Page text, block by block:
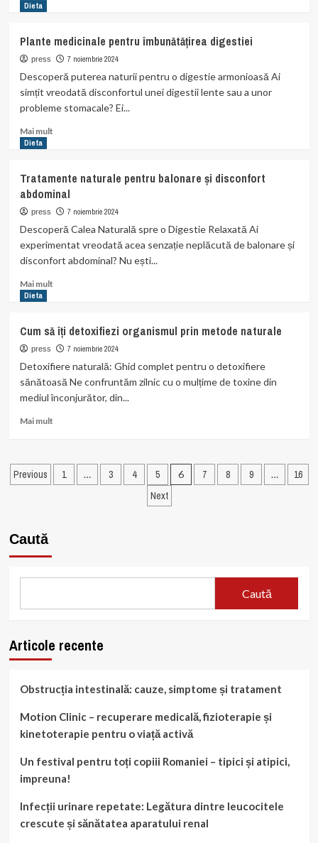
ceaiurilor
naturale
pentru
ușoară
Dieta
Plante medicinale pentru îmbunătățirea digestiei
press 7 noiembrie 2024
Descoperă puterea naturii pentru o digestie armonioasă Ai
simțit vreodată disconfortul unei digestii lente sau a unor
probleme stomacale? Ei...
Mai multRead
medicinale
pentru
îmbunătățirea
digestiei
Dieta
Tratamente naturale pentru balonare și disconfort
abdominal
press 7 noiembrie 2024
Descoperă Calea Naturală spre o Digestie Relaxată Ai
experimentat vreodată acea senzație neplăcută de balonare și
disconfort abdominal? Nu ești...
Mai multRead
naturale
pentru
balonare
abdominal
Dieta
Cum să îți detoxifiezi organismul prin metode naturale
press 7 noiembrie 2024
Detoxifiere naturală: Ghid complet pentru o detoxifiere
sănătoasă Ne confruntăm zilnic cu o mulțime de toxine din
mediul înconjurător, din...
Mai multRead
îți
Paginație
Previous 1 … 3 4 5 6 7 8 9 …
16
Next
Caută
Caută
Articole recente
Obstrucția intestinală: cauze, simptome și tratament
Motion Clinic – recuperare medicală, fizioterapie și
kinetoterapie pentru o viață activă
Un festival pentru toți copiii Romaniei – tipici și atipici,
impreuna!
Infecții urinare repetate: Legătura dintre leucocitele
crescute și sănătatea aparatului renal